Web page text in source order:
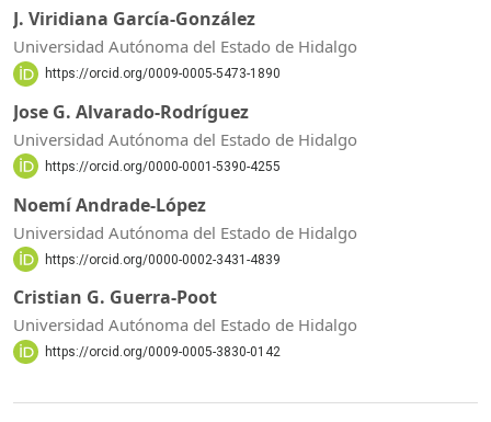
J. Viridiana García-González
Universidad Autónoma del Estado de Hidalgo
https://orcid.org/0009-0005-5473-1890
Jose G. Alvarado-Rodríguez
Universidad Autónoma del Estado de Hidalgo
https://orcid.org/0000-0001-5390-4255
Noemí Andrade-López
Universidad Autónoma del Estado de Hidalgo
https://orcid.org/0000-0002-3431-4839
Cristian G. Guerra-Poot
Universidad Autónoma del Estado de Hidalgo
https://orcid.org/0009-0005-3830-0142